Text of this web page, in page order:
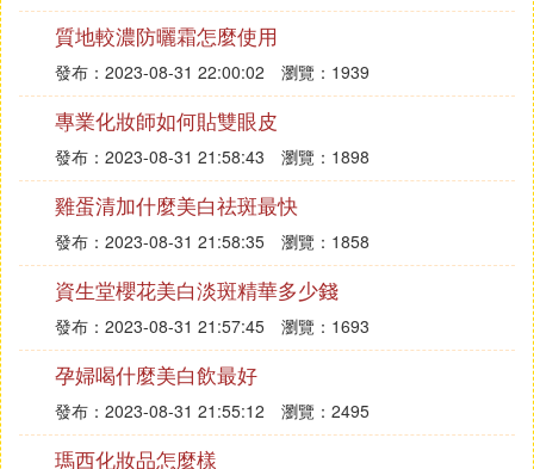
『柒』 我買了一套瓷肌化妝品，怎麼辨真
看看產品上面有沒有防假二維碼標志或者別的 去官
網試一下
『捌』 瓷肌化妝品是真的嗎
這個只有經過權威機構檢測才能回答你呢，誰也不敢
隨便回答你這個數據的。弄不好要承擔法律責任。最
好還是用國內的純植物化妝品對你有好處，現在新聞
報道很多假冒韓國、泰國、日本的化妝品，出了事情
也不知道找誰去理賠。
『玖』 廣州瓷肌化妝品普工一個月工資能
拿到多少
質地較濃防曬霜怎麼使用
發布：2023-08-31 22:00:02 瀏覽：1939
專業化妝師如何貼雙眼皮
發布：2023-08-31 21:58:43 瀏覽：1898
雞蛋清加什麼美白祛斑最快
發布：2023-08-31 21:58:35 瀏覽：1858
資生堂櫻花美白淡斑精華多少錢
發布：2023-08-31 21:57:45 瀏覽：1693
孕婦喝什麼美白飲最好
發布：2023-08-31 21:55:12 瀏覽：2495
瑪西化妝品怎麼樣